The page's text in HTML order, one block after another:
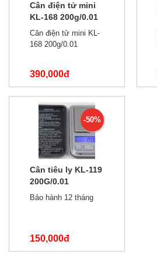
Cân điện tử mini
KL-168 200g/0.01
Cân điện tử mini KL-
168 200g/0.01
390,000đ
550,000đ
-50%
Cân tiêu ly KL-119
200G/0.01
Bảo hành 12 tháng
150,000đ
300,000đ